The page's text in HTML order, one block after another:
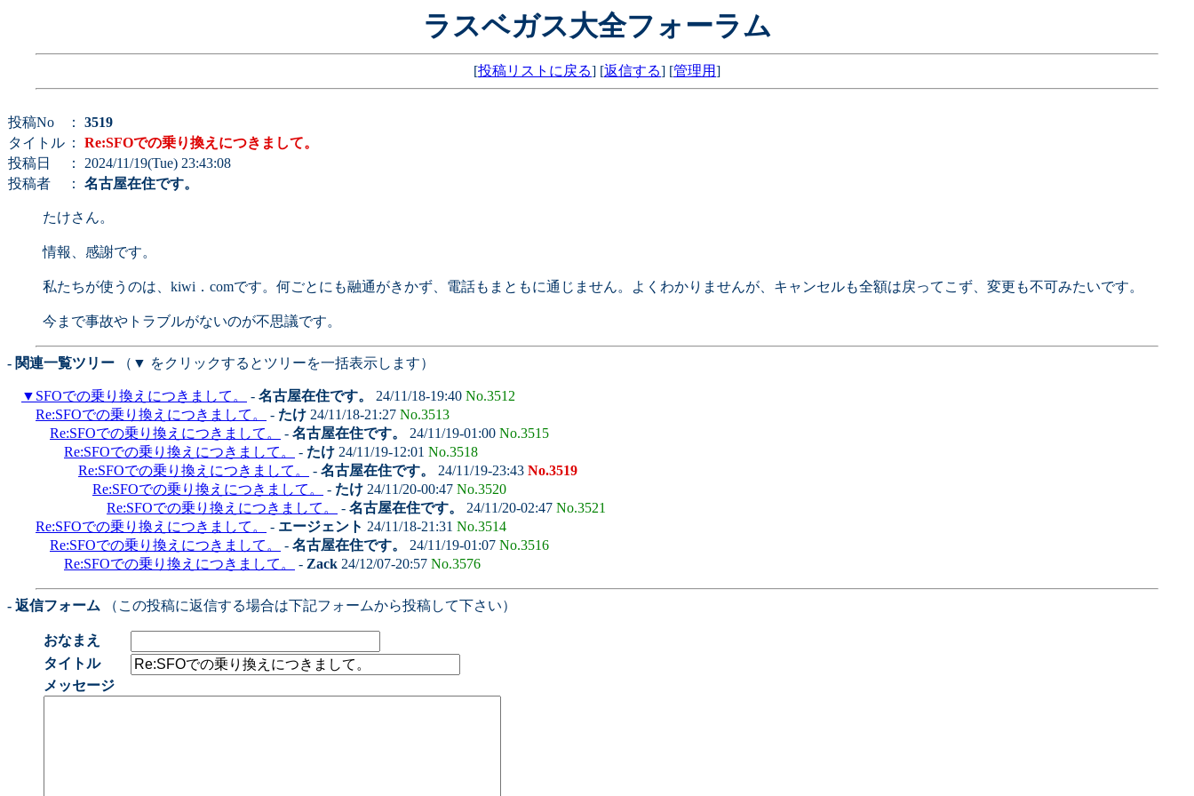
ラスベガス大全フォーラム
[投稿リストに戻る] [返信する] [管理用]
投稿No ： 3519
タイトル ： Re:SFOでの乗り換えにつきまして。
投稿日
： 2024/11/19(Tue) 23:43:08
投稿者
： 名古屋在住です。
たけさん。
情報、感謝です。
私たちが使うのは、kiwi．comです。何ごとにも融通がきかず、電話もまともに通じません。よくわかりませんが、キャンセルも全額は戻ってこず、変更も不可みたいです。
今まで事故やトラブルがないのが不思議です。
- 関連一覧ツリー （▼ をクリックするとツリーを一括表示します）
▼ SFOでの乗り換えにつきまして。 - 名古屋在住です。 24/11/18-19:40 No.3512
Re:SFOでの乗り換えにつきまして。
- たけ 24/11/18-21:27 No.3513
Re:SFOでの乗り換えにつきまして。
- 名古屋在住です。 24/11/19-01:00 No.3515
Re:SFOでの乗り換えにつきまして。
- たけ 24/11/19-12:01 No.3518
Re:SFOでの乗り換えにつきまして。
- 名古屋在住です。 24/11/19-23:43 No.3519
Re:SFOでの乗り換えにつきまして。
- たけ 24/11/20-00:47 No.3520
Re:SFOでの乗り換えにつきまして。
- 名古屋在住です。 24/11/20-02:47 No.3521
Re:SFOでの乗り換えにつきまして。
- エージェント 24/11/18-21:31 No.3514
Re:SFOでの乗り換えにつきまして。
- 名古屋在住です。 24/11/19-01:07 No.3516
Re:SFOでの乗り換えにつきまして。
- Zack 24/12/07-20:57 No.3576
- 返信フォーム （この投稿に返信する場合は下記フォームから投稿して下さい）
おなまえ
タイトル
メッセージ